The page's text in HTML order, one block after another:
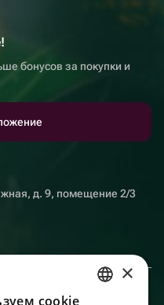
бонусов за покупки и
д. 9, помещение 2/3
×
сookie